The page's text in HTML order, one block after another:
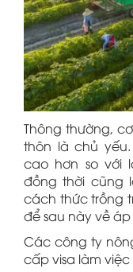
Thông thường,
thôn là chủ
cao hơn so với
đồng thời cũng
cách thức trồng
để sau này về
Các công ty
cấp visa làm